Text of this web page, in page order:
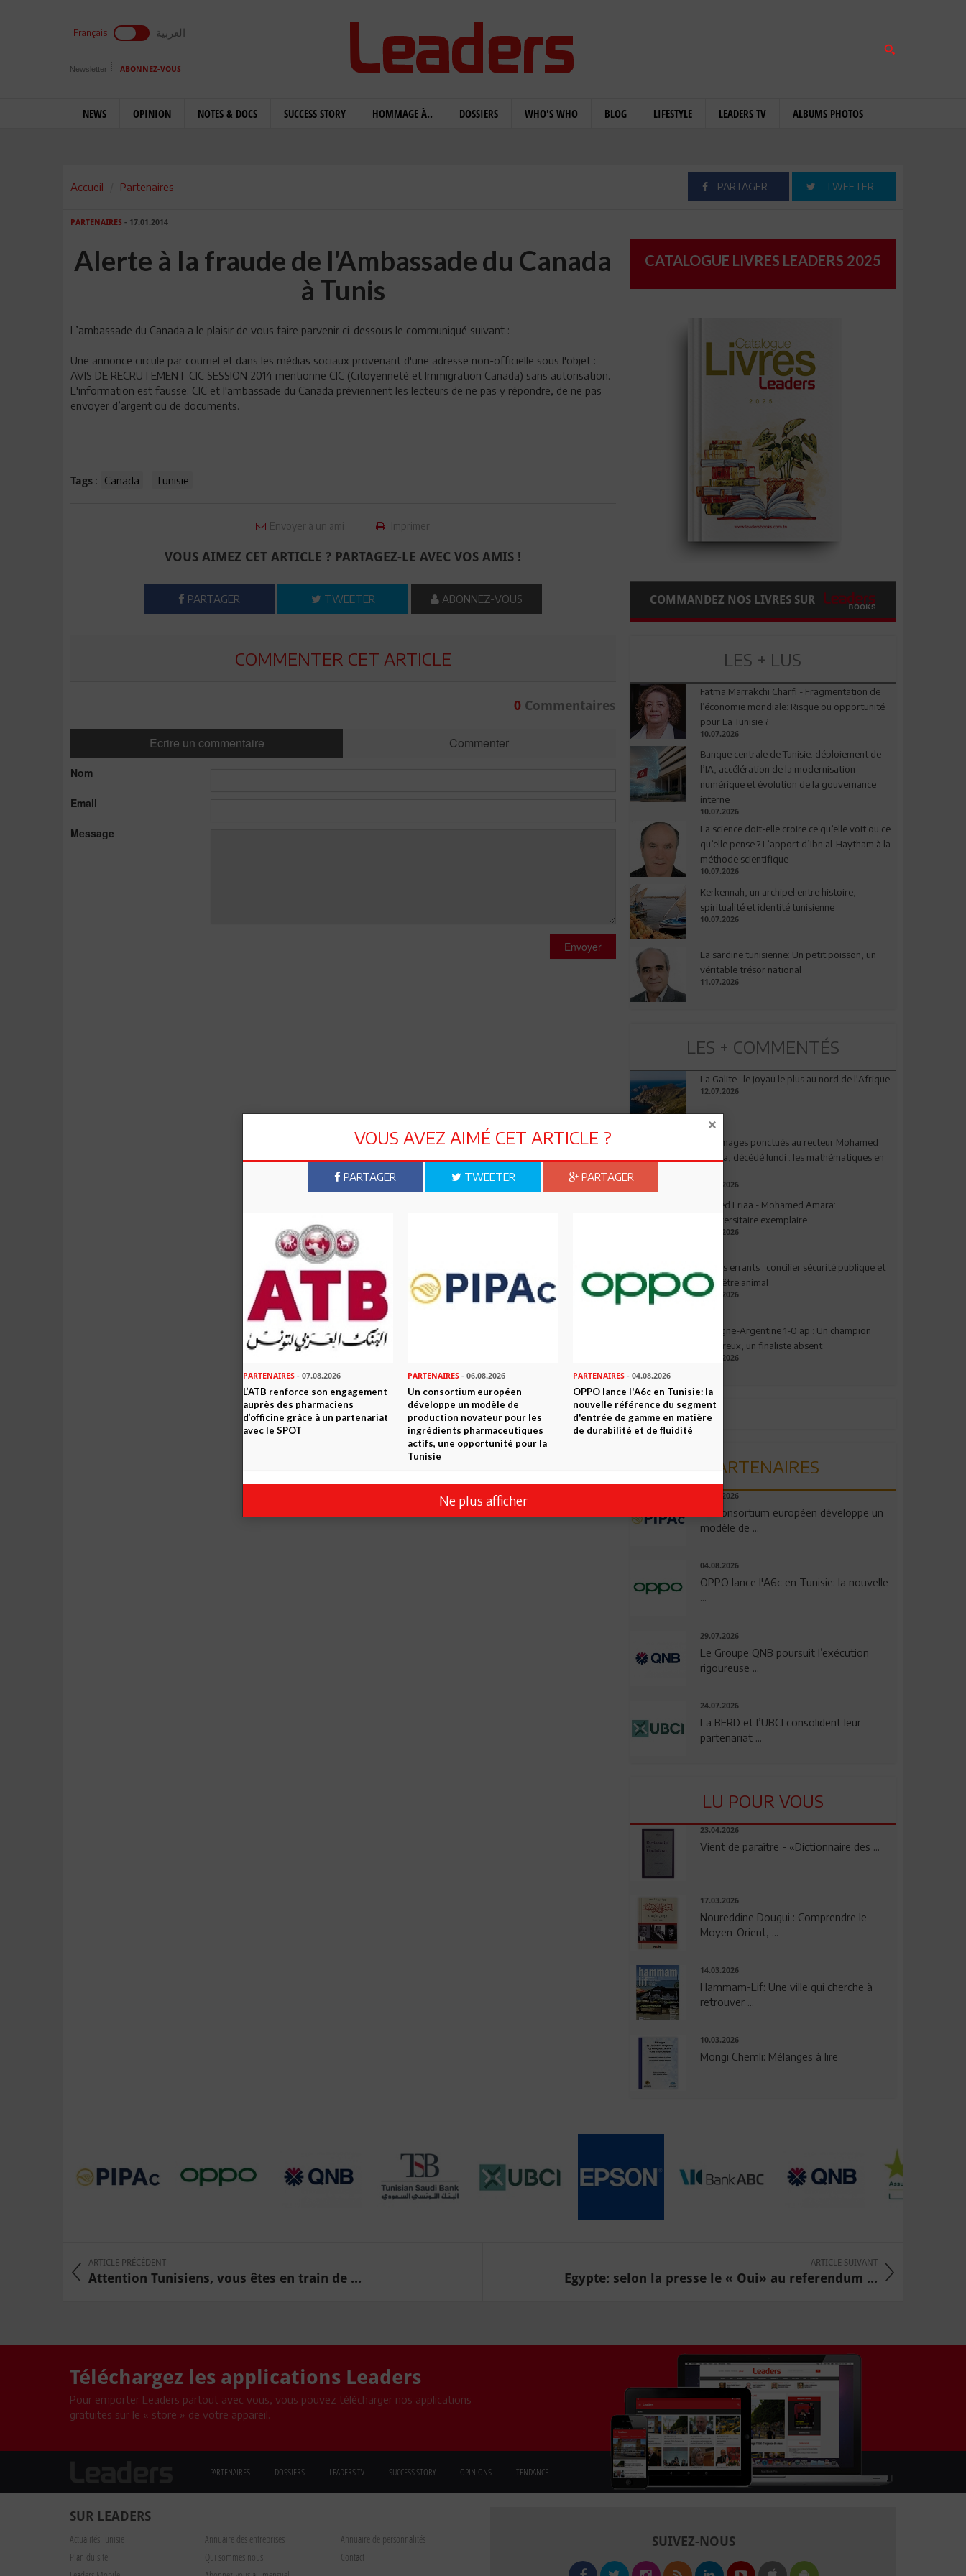
Français العربية
Newsletter ABONNEZ-VOUS
NEWS OPINION NOTES & DOCS SUCCESS STORY HOMMAGE À.. DOSSIERS WHO'S WHO BLOG LIFESTYLE LEADERS TV ALBUMS PHOTOS
Accueil Partenaires PARTAGER TWEETER
PARTENAIRES - 17.01.2014
Alerte à la fraude de l'Ambassade du Canada
à Tunis
L’ambassade du Canada a le plaisir de vous faire parvenir ci-dessous le communiqué suivant :
Une annonce circule par courriel et dans les médias sociaux provenant d'une adresse non-officielle sous l'objet :
AVIS DE RECRUTEMENT CIC SESSION 2014 mentionne CIC (Citoyenneté et Immigration Canada) sans autorisation.
L'information est fausse. CIC et l'ambassade du Canada préviennent les lecteurs de ne pas y répondre, de ne pas
envoyer d’argent ou de documents.
Tags : Canada Tunisie
Envoyer à un ami Imprimer
VOUS AIMEZ CET ARTICLE ? PARTAGEZ-LE AVEC VOS AMIS !
PARTAGER TWEETER ABONNEZ-VOUS
COMMENTER CET ARTICLE
0Commentaires
Ecrire un commentaire Commenter
Nom
Email
Message
Envoyer
CATALOGUE LIVRES LEADERS 2025
COMMANDEZ NOS LIVRES SUR
LES + LUS
Fatma Marrakchi Charfi - Fragmentation de
l’économie mondiale: Risque ou opportunité
pour La Tunisie ?
10.07.2026
Banque centrale de Tunisie: déploiement de
l’IA, accélération de la modernisation
numérique et évolution de la gouvernance
interne
10.07.2026
La science doit-elle croire ce qu’elle voit ou ce
qu’elle pense ? L’apport d’Ibn al-Haytham à la
méthode scientifique
10.07.2026
Kerkennah, un archipel entre histoire,
spiritualité et identité tunisienne
10.07.2026
La sardine tunisienne: Un petit poisson, un
véritable trésor national
11.07.2026
LES + COMMENTÉS
La Galite : le joyau le plus au nord de l'Afrique
12.07.2026
Hommages ponctués au recteur Mohamed
Amara, décédé lundi : les mathématiques en
03.08.2026
Ahmed Friaa - Mohamed Amara:
l’Universitaire exemplaire
04.08.2026
Chiens errants : concilier sécurité publique et
bien-être animal
17.07.2026
Espagne-Argentine 1-0 ap : Un champion
valeureux, un finaliste absent
19.07.2026
PARTENAIRES
06.08.2026
Un consortium européen développe un
modèle de ...
04.08.2026
OPPO lance l'A6c en Tunisie: la nouvelle
...
29.07.2026
Le Groupe QNB poursuit l’exécution
rigoureuse ...
24.07.2026
La BERD et l’UBCI consolident leur
partenariat ...
LU POUR VOUS
23.04.2026
Vient de paraître - «Dictionnaire des ...
17.03.2026
Noureddine Dougui : Comprendre le
Moyen-Orient, ...
14.03.2026
Hammam-Lif: Une ville qui cherche à
retrouver ...
10.03.2026
Mongi Chemli: Mélanges à lire
ARTICLE PRÉCÉDENT
Attention Tunisiens, vous êtes en train de ...
ARTICLE SUIVANT
Egypte: selon la presse le « Oui» au referendum ...
Téléchargez les applications Leaders
Pour emporter Leaders partout avec vous, vous pouvez télécharger nos applications
gratuites sur le « store » de votre appareil.
PARTENAIRES DOSSIERS LEADERS TV SUCCESS STORY OPINIONS TENDANCE
SUR LEADERS
Actualités Tunisie Annuaire des entreprises
Annuaire de personnalités
Plan du site
Qui sommes nous
Contact
SUIVEZ-NOUS
VOUS AVEZ AIMÉ CET ARTICLE ?
PARTAGER TWEETER PARTAGER
PARTENAIRES - 07.08.2026
L’ATB renforce son engagement
auprès des pharmaciens
d’officine grâce à un partenariat
avec le SPOT
PARTENAIRES - 06.08.2026
Un consortium européen
développe un modèle de
production novateur pour les
ingrédients pharmaceutiques
actifs, une opportunité pour la
Tunisie
PARTENAIRES- 04.08.2026
OPPO lance l'A6c en Tunisie: la
nouvelle référence du segment
d'entrée de gamme en matière
de durabilité et de fluidité
Ne plus afficher